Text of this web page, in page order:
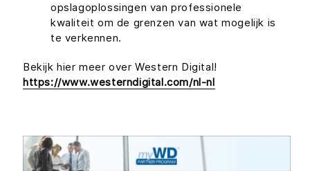
opslagoplossingen van professionele
kwaliteit om de grenzen van wat mogelijk is
te verkennen.
Bekijk hier meer over Western Digital!
https://www.westerndigital.com/nl-nl